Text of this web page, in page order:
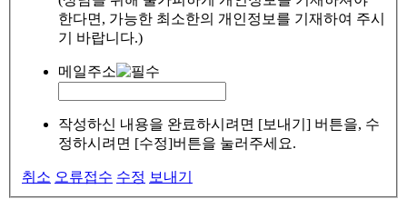
한다면, 가능한 최소한의 개인정보를 기재하여 주시
기 바랍니다.)
메일주소
작성하신 내용을 완료하시려면 [보내기] 버튼을, 수
정하시려면 [수정]버튼을 눌러주세요.
취소 오류접수 수정 보내기